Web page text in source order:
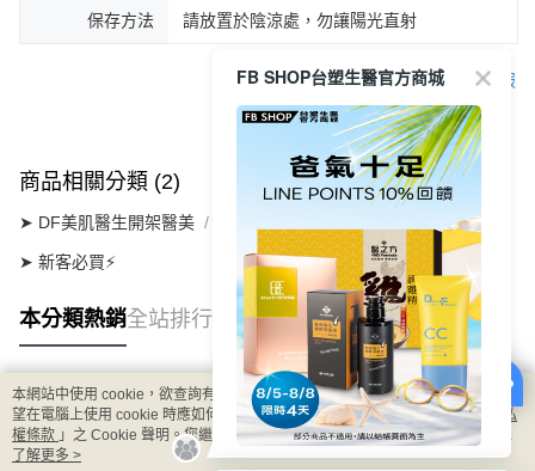
保存方法 請放置於陰涼處，勿讓陽光直射
客服
商品相關分類 (2)
➤ DF美肌醫生開架醫美
➤ 新客必買⚡
本分類熱銷全站排行
熱門標籤
本網站中使用 cookie，欲查詢有關本網站使用 cookie 方式之詳情，及若您不希
望在電腦上使用 cookie 時應如何變更電腦的 cookie 設定，請參閱本網站「
隱私
權條款 」之 Cookie 聲明。您繼續使用本網站即表示您同意本公司得按本網站使
用條款之 Cookie 聲明使用 cookie。
了解更多 >
FB SHOP台塑生醫官方商城